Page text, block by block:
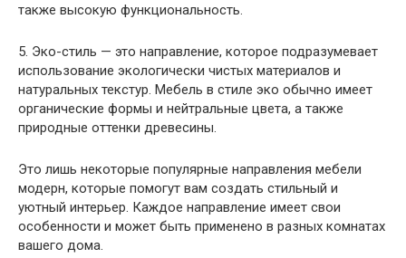
также высокую функциональность.
5. Эко-стиль — это направление, которое подразумевает
использование экологически чистых материалов и
натуральных текстур. Мебель в стиле эко обычно имеет
органические формы и нейтральные цвета, а также
природные оттенки древесины.
Это лишь некоторые популярные направления мебели
модерн, которые помогут вам создать стильный и
уютный интерьер. Каждое направление имеет свои
особенности и может быть применено в разных комнатах
вашего дома.